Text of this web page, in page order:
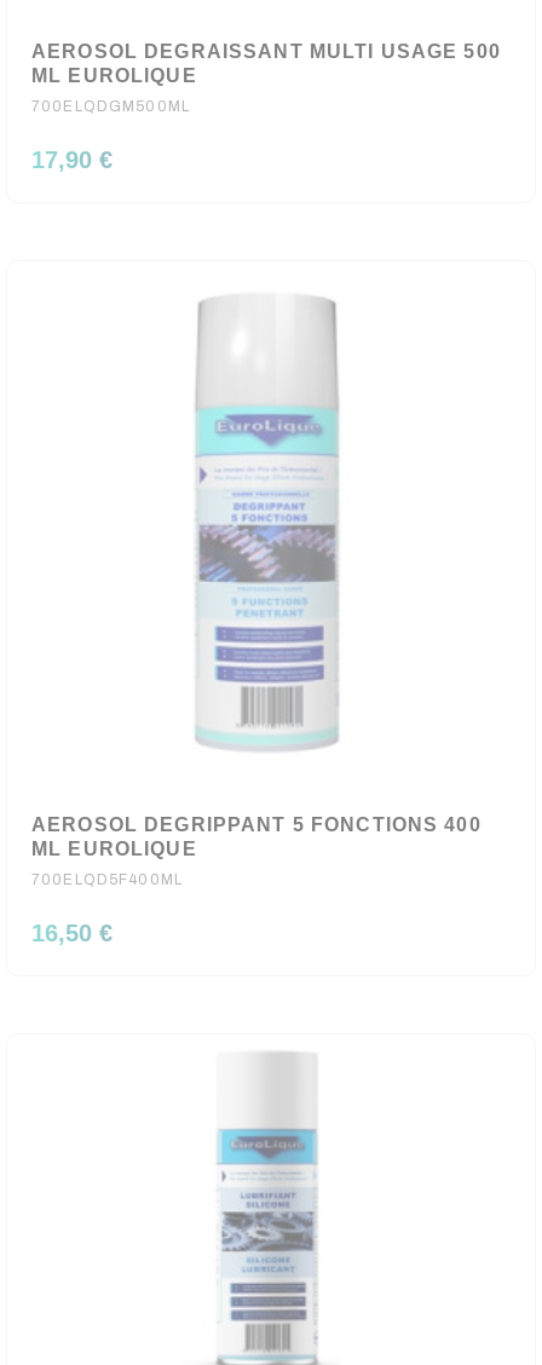
AEROSOL DEGRAISSANT MULTI USAGE 500
ML EUROLIQUE
700ELQDGM500ML
17,90 €
AEROSOL DEGRIPPANT 5 FONCTIONS 400
ML EUROLIQUE
700ELQD5F400ML
16,50 €